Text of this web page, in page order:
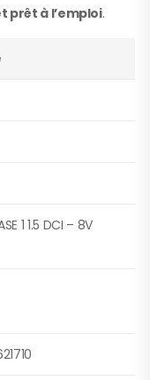
prêt à l’emploi.
1 1.5 DCI – 8V